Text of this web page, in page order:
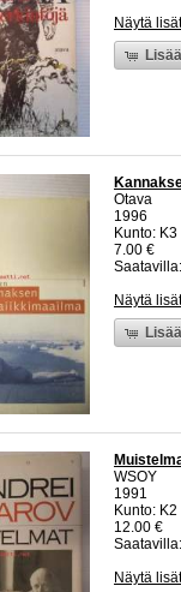
Näytä
Otava
1996
Kunto:
7.00 €
Näytä
WSOY
1991
Kunto:
12.00 €
Näytä